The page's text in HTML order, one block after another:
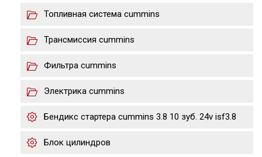
Топливная система cummins
Трансмиссия cummins
Фильтра cummins
Электрика cummins
Бендикс стартера cummins 3.8 10 зуб. 24v isf3.8
Блок цилиндров